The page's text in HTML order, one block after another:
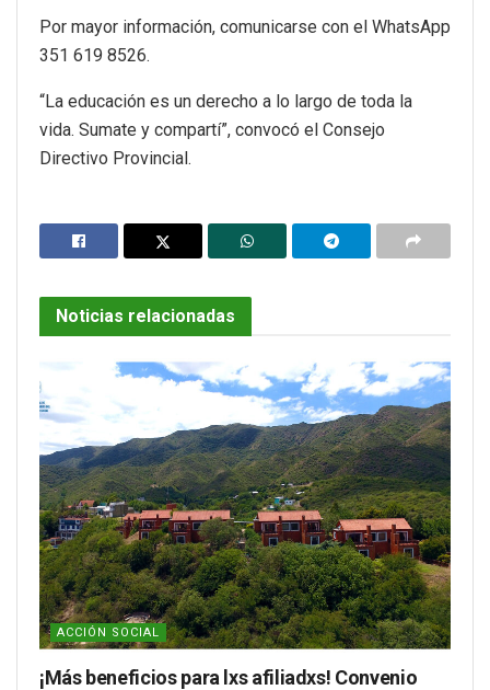
Por mayor información, comunicarse con el WhatsApp
351 619 8526.
“La educación es un derecho a lo largo de toda la
vida. Sumate y compartí”, convocó el Consejo
Directivo Provincial.
Noticias relacionadas
ACCIÓN SOCIAL
¡Más beneficios para lxs afiliadxs! Convenio